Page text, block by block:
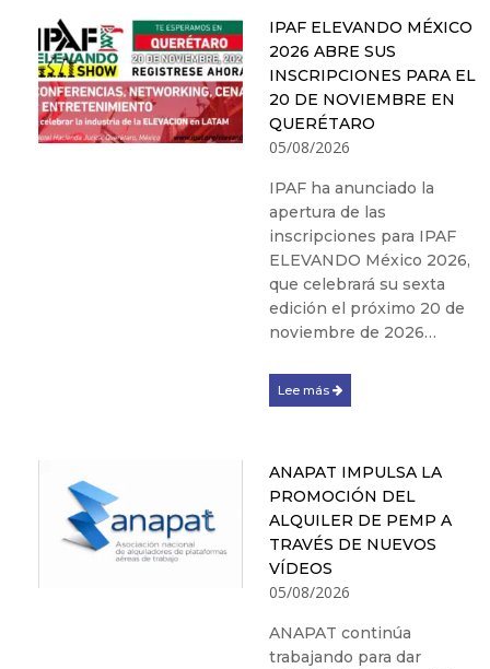
IPAF ELEVANDO MÉXICO
2026 ABRE SUS
INSCRIPCIONES PARA EL
20 DE NOVIEMBRE EN
QUERÉTARO
05/08/2026
IPAF ha anunciado la
apertura de las
inscripciones para IPAF
ELEVANDO México 2026,
que celebrará su sexta
edición el próximo 20 de
noviembre de 2026…
Lee más
ANAPAT IMPULSA LA
PROMOCIÓN DEL
ALQUILER DE PEMP A
TRAVÉS DE NUEVOS
VÍDEOS
05/08/2026
ANAPAT continúa
trabajando para dar